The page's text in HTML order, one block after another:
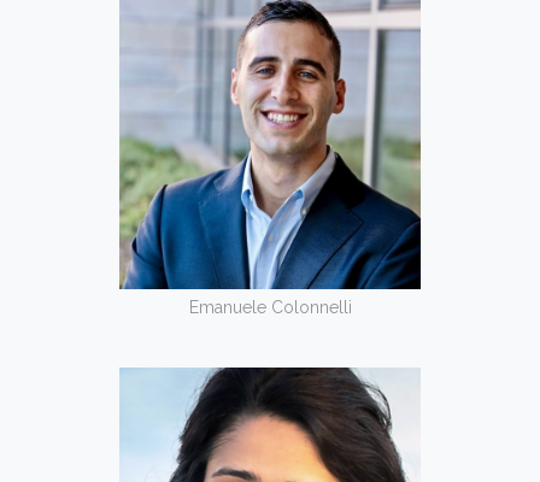
Emanuele Colonnelli